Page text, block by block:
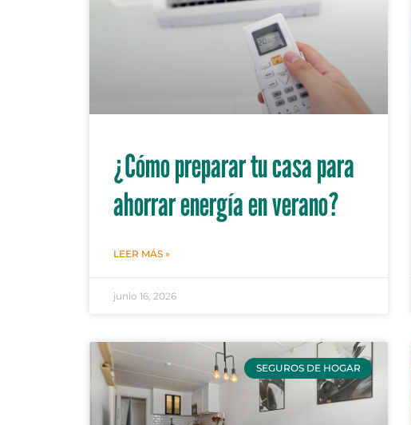
¿Cómo preparar tu casa para
ahorrar energía en verano?
LEER MÁS »
junio 16, 2026
SEGUROS DE HOGAR